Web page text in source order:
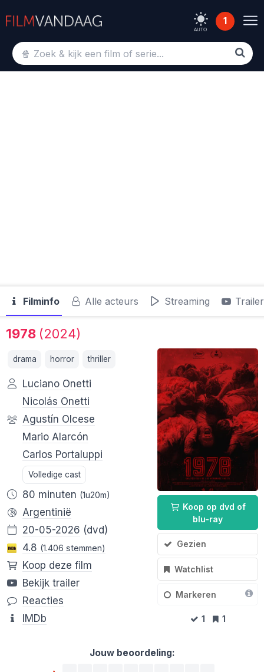
AUTO
1
Filminfo Alle acteurs Streaming Trailer
1978 (2024)
Koop op dvd of
blu-ray
Gezien
Watchlist
Markeren
1 1
drama horror thriller
Luciano Onetti
Nicolás Onetti
Agustín Olcese
Mario Alarcón
Carlos Portaluppi
Volledige cast
80 minuten (1u20m)
Argentinië
20-05-2026 (dvd)
4.8 (1.406 stemmen)
Koop deze film
Bekijk trailer
Reacties
IMDb
Jouw beoordeling: